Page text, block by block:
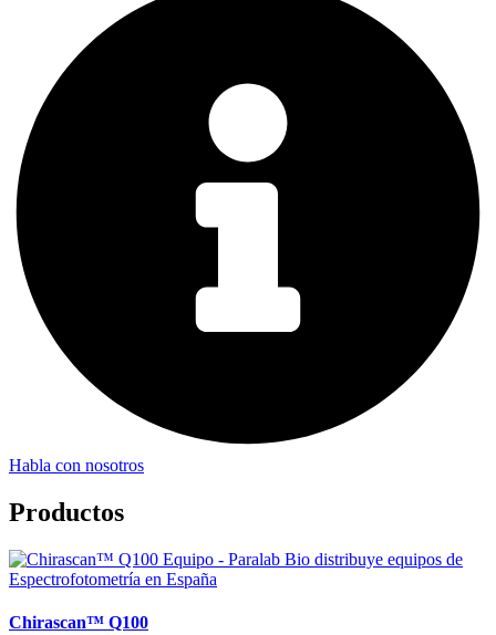
Habla con nosotros
Productos
Chirascan™ Q100